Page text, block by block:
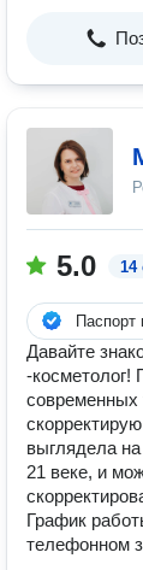
5.0 14
Паспорт
Давайте
-
современных
выглядела
21 веке, и
График
телефонном